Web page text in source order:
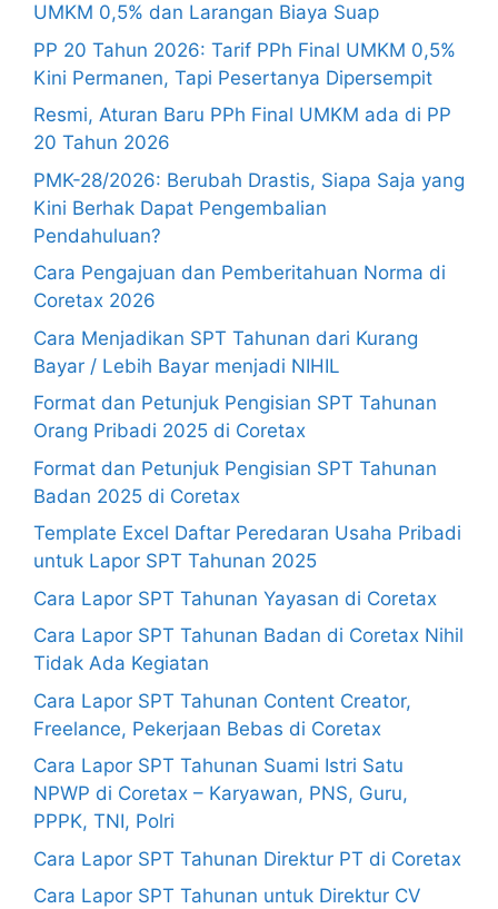
UMKM 0,5% dan Larangan Biaya Suap
PP 20 Tahun 2026: Tarif PPh Final UMKM 0,5%
Kini Permanen, Tapi Pesertanya Dipersempit
Resmi, Aturan Baru PPh Final UMKM ada di PP
20 Tahun 2026
PMK-28/2026: Berubah Drastis, Siapa Saja yang
Kini Berhak Dapat Pengembalian
Pendahuluan?
Cara Pengajuan dan Pemberitahuan Norma di
Coretax 2026
Cara Menjadikan SPT Tahunan dari Kurang
Bayar / Lebih Bayar menjadi NIHIL
Format dan Petunjuk Pengisian SPT Tahunan
Orang Pribadi 2025 di Coretax
Format dan Petunjuk Pengisian SPT Tahunan
Badan 2025 di Coretax
Template Excel Daftar Peredaran Usaha Pribadi
untuk Lapor SPT Tahunan 2025
Cara Lapor SPT Tahunan Yayasan di Coretax
Cara Lapor SPT Tahunan Badan di Coretax Nihil
Tidak Ada Kegiatan
Cara Lapor SPT Tahunan Content Creator,
Freelance, Pekerjaan Bebas di Coretax
Cara Lapor SPT Tahunan Suami Istri Satu
NPWP di Coretax – Karyawan, PNS, Guru,
PPPK, TNI, Polri
Cara Lapor SPT Tahunan Direktur PT di Coretax
Cara Lapor SPT Tahunan untuk Direktur CV